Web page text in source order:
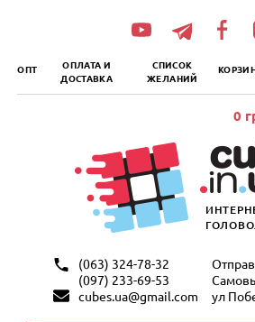
ОПТ
ОПЛАТА И
ДОСТАВКА
СПИСОК
ЖЕЛАНИЙ
(063) 324-78-32
(097) 233-69-53
cubes.ua@gmail.com
ул
0